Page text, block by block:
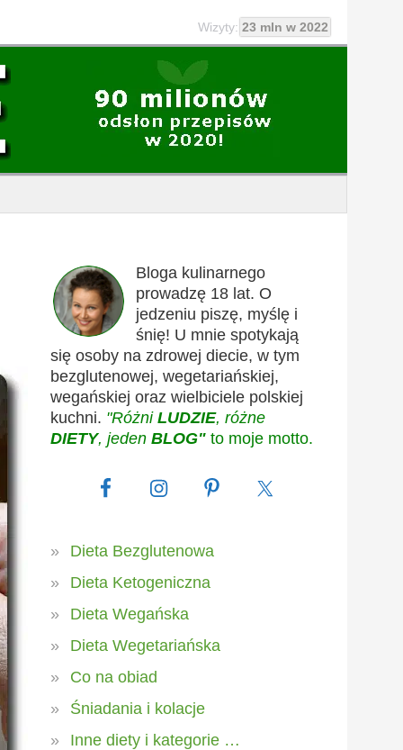
Wizyty: 23 mln w 2022
Bloga kulinarnego
prowadzę 18 lat. O
jedzeniu piszę, myślę i
śnię! U mnie spotykają
się osoby na zdrowej diecie, w tym
bezglutenowej, wegetariańskiej,
wegańskiej oraz wielbiciele polskiej
kuchni. "Różni LUDZIE, różne
DIETY, jeden BLOG" to moje motto.
Dieta Bezglutenowa
Dieta Ketogeniczna
Dieta Wegańska
Dieta Wegetariańska
Co na obiad
Śniadania i kolacje
Inne diety i kategorie …